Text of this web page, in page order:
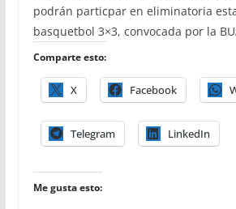
podrán particpar en eliminatoria
basquetbol 3×3, convocada por la
Comparte esto:
X Facebook
Telegram LinkedIn
Me gusta esto: